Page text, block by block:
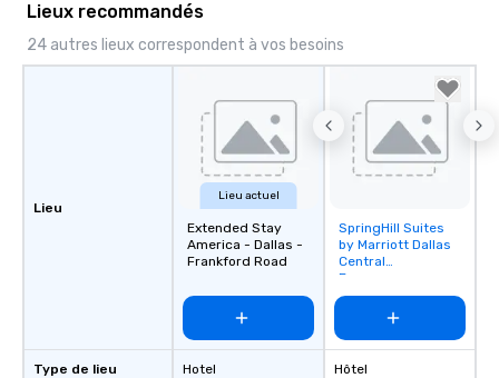
Lieux recommandés
24 autres lieux correspondent à vos besoins
Lieu
Type de lieu
Lieu actuel
Extended Stay
America - Dallas -
Frankford Road
Hotel
Removed from
favorites
SpringHill Suites
by Marriott Dallas
Central
Expressway
Hôtel